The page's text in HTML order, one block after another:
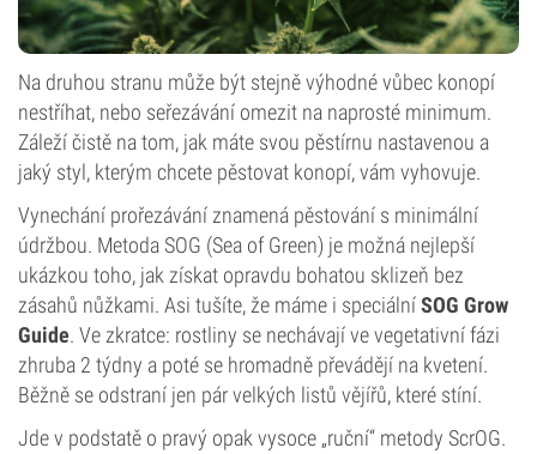
Na druhou stranu může být stejně výhodné vůbec konopí
nestříhat, nebo seřezávání omezit na naprosté minimum.
Záleží čistě na tom, jak máte svou pěstírnu nastavenou a
jaký styl, kterým chcete pěstovat konopí, vám vyhovuje.
Vynechání prořezávání znamená pěstování s minimální
údržbou. Metoda SOG (Sea of Green) je možná nejlepší
ukázkou toho, jak získat opravdu bohatou sklizeň bez
zásahů nůžkami. Asi tušíte, že máme i speciálníSOG Grow
Guide. Ve zkratce: rostliny se nechávají ve vegetativní fázi
zhruba 2 týdny a poté se hromadně převádějí na kvetení.
Běžně se odstraní jen pár velkých listů vějířů, které stíní.
Jde v podstatě o pravý opak vysoce „ruční“ metody ScrOG.